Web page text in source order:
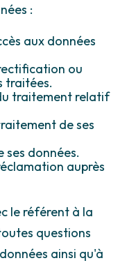
:
aux données
ou
traitées.
traitement relatif
de ses
données.
auprès
le référent à la
questions
ainsi qu'à